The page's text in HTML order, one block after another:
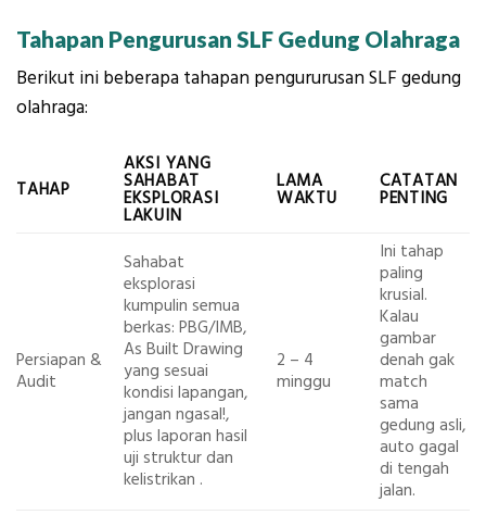
Tahapan Pengurusan SLF Gedung Olahraga
Berikut ini beberapa tahapan pengururusan SLF gedung
olahraga:
TAHAP
AKSI YANG
SAHABAT
EKSPLORASI
LAKUIN
LAMA
WAKTU
CATATAN
PENTING
Persiapan &
Audit
Sahabat
eksplorasi
kumpulin semua
berkas: PBG/IMB,
As Built Drawing
yang sesuai
kondisi lapangan,
jangan ngasal!,
plus laporan hasil
uji struktur dan
kelistrikan .
2 – 4
minggu
Ini tahap
paling
krusial.
Kalau
gambar
denah gak
match
sama
gedung asli,
auto gagal
di tengah
jalan.